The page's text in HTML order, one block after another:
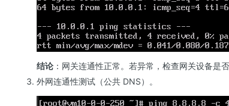
结论 ：网关连通性正常。若异常，检查网关设备是
外网连通性测试（公共 DNS）。